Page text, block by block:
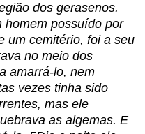
dos gerasenos.
homem possuído por
um cemitério, foi a seu
no meio dos
amarrá-lo, nem
vezes tinha sido
mas ele
as algemas. E